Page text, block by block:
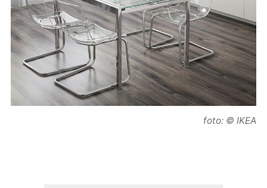
foto: © IKEA